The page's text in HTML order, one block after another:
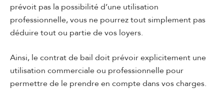
prévoit pas la possibilité d’une utilisation
professionnelle, vous ne pourrez tout simplement pas
déduire tout ou partie de vos loyers.
Ainsi, le contrat de bail doit prévoir explicitement une
utilisation commerciale ou professionnelle pour
permettre de le prendre en compte dans vos charges.